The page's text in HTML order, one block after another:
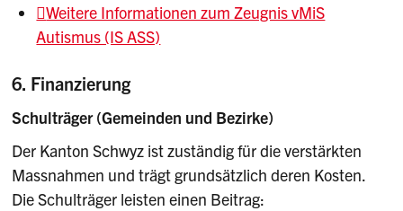
Weitere Informationen zum Zeugnis vMiS
Autismus (IS ASS)
6. Finanzierung
Schulträger (Gemeinden und Bezirke)
Der Kanton Schwyz ist zuständig für die verstärkten
Massnahmen und trägt grundsätzlich deren Kosten.
Die Schulträger leisten einen Beitrag: